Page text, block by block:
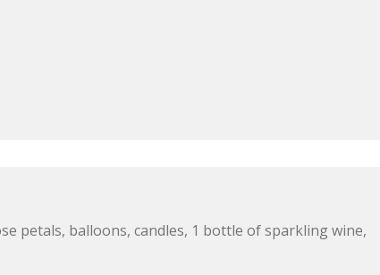
petals, balloons, candles, 1 bottle of sparkling wine,